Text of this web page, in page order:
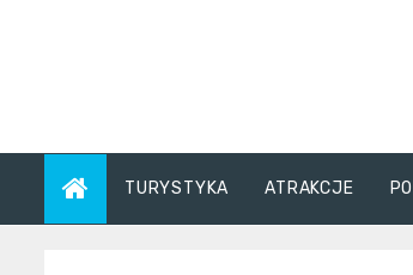
TURYSTYKA ATRAKCJE